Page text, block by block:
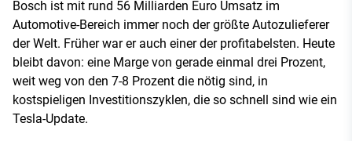
Bosch ist mit rund 56 Milliarden Euro Umsatz im
Automotive-Bereich immer noch der größte Autozulieferer
der Welt. Früher war er auch einer der profitabelsten. Heute
bleibt davon: eine Marge von gerade einmal drei Prozent,
weit weg von den 7-8 Prozent die nötig sind, in
kostspieligen Investitionszyklen, die so schnell sind wie ein
Tesla-Update.